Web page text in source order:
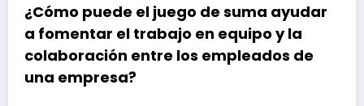
¿Cómo puede el juego de suma ayudar
a fomentar el trabajo en equipo y la
colaboración entre los empleados de
una empresa?